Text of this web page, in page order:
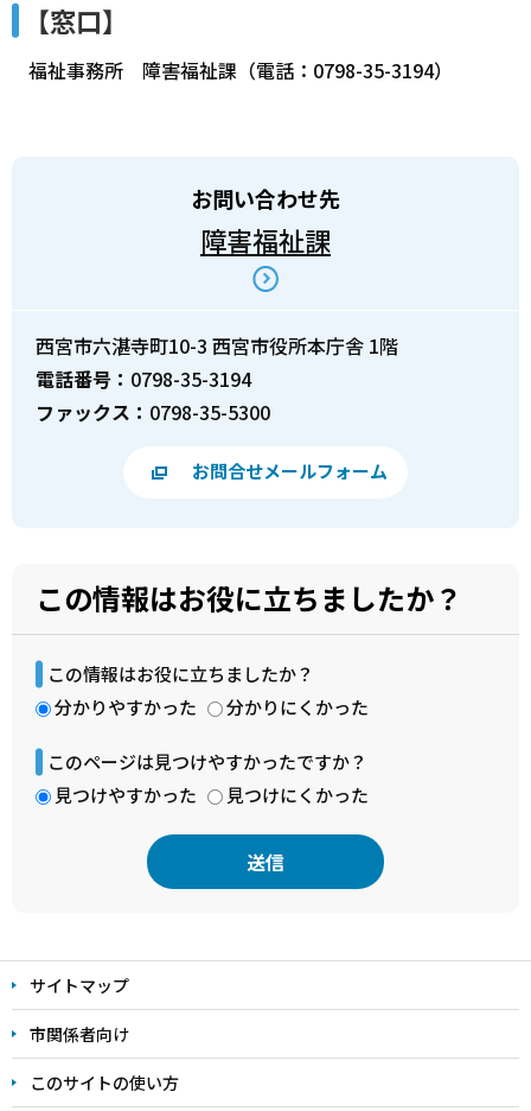
【窓口】
福祉事務所 障害福祉課（電話：0798-35-3194）
お問い合わせ先
障害福祉課
西宮市六湛寺町10-3 西宮市役所本庁舎 1階
電話番号： 0798-35-3194
ファックス： 0798-35-5300
お問合せメールフォーム
この情報はお役に立ちましたか？
この情報はお役に立ちましたか？
分かりやすかった
分かりにくかった
このページは見つけやすかったですか？
見つけやすかった
見つけにくかった
文
こ
こ
ま
で
サイトマップ
市関係者向け
このサイトの使い方